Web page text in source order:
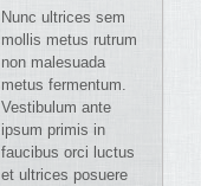
Nunc ultrices sem
mollis metus rutrum
non malesuada
metus fermentum.
Vestibulum ante
ipsum primis in
faucibus orci luctus
et ultrices posuere